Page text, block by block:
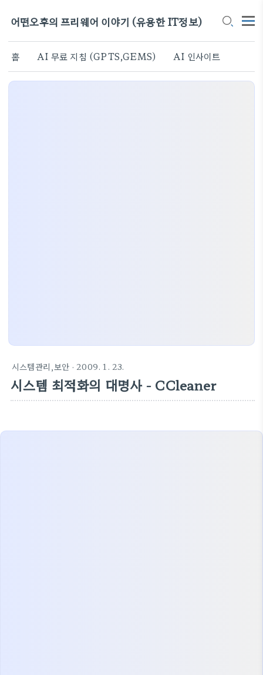
어떤오후의 프리웨어 이야기 (유용한 IT정보)
홈 AI 무료 지침 (GPTS,GEMS) AI 인사이트
시스템관리,보안 · 2009. 1. 23.
시스템 최적화의 대명사 - CCleaner